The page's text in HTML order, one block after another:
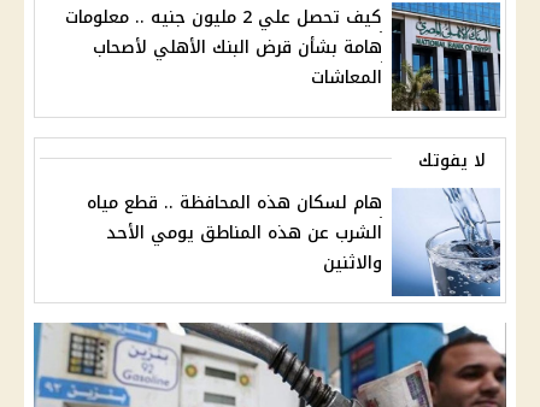
كيف تحصل علي 2 مليون جنيه .. معلومات
هامة بشأن قرض البنك الأهلي لأصحاب
المعاشات
لا يفوتك
هام لسكان هذه المحافظة .. قطع مياه
الشرب عن هذه المناطق يومي الأحد
والاثنين